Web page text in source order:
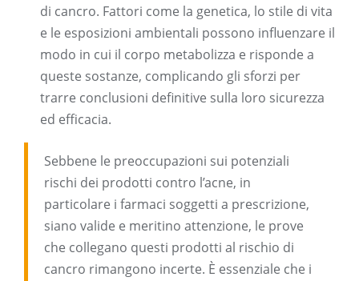
di cancro. Fattori come la genetica, lo stile di vita
e le esposizioni ambientali possono influenzare il
modo in cui il corpo metabolizza e risponde a
queste sostanze, complicando gli sforzi per
trarre conclusioni definitive sulla loro sicurezza
ed efficacia.
Sebbene le preoccupazioni sui potenziali
rischi dei prodotti contro l’acne, in
particolare i farmaci soggetti a prescrizione,
siano valide e meritino attenzione, le prove
che collegano questi prodotti al rischio di
cancro rimangono incerte. È essenziale che i